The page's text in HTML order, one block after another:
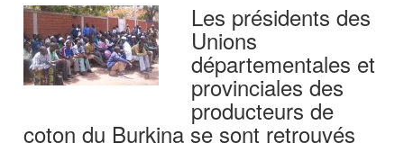
Les présidents des
Unions
départementales et
provinciales des
producteurs de
coton du Burkina se sont retrouvés